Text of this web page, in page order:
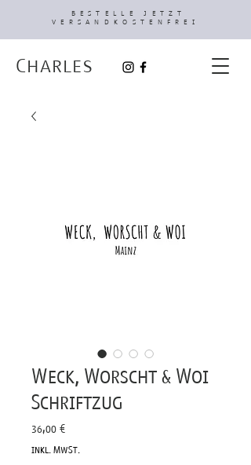
BESTELLE JETZT
VERSANDKOSTENFREI
Charles
Weck, Worscht & Woi
Schriftzug
36,00 €Preis
inkl. MwSt.